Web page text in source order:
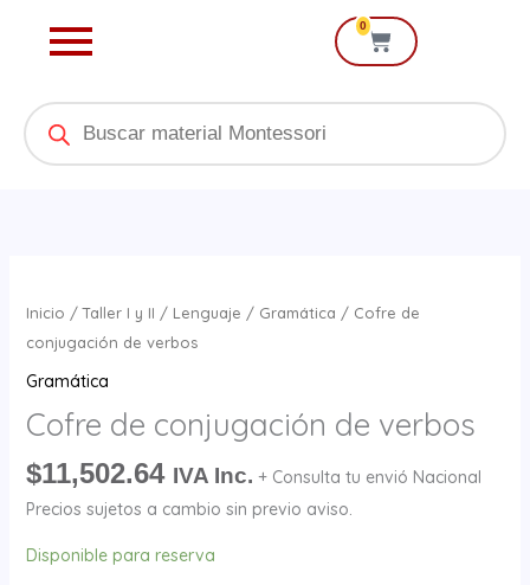
0
Cart
Products
search
Inicio /Taller I y II / Lenguaje / Gramática / Cofre de
conjugación de verbos
Gramática
Cofre de conjugación de verbos
$11,502.64 IVA Inc. + Consulta tu envió Nacional
Precios sujetos a cambio sin previo aviso.
Disponible para reserva
de
conjugación
cantidad